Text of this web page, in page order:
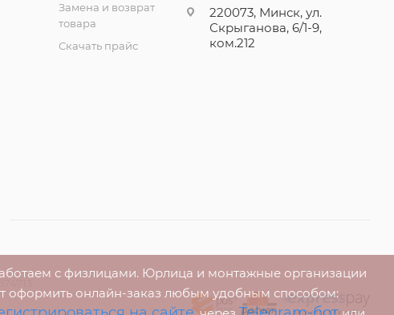
Замена и возврат
товара
Скачать прайс
220073, Минск, ул.
Скрыганова, 6/1-9,
ком.212
с физлицами. Юрлица и монтажные организации
оформить онлайн-заказ любым удобным способом: